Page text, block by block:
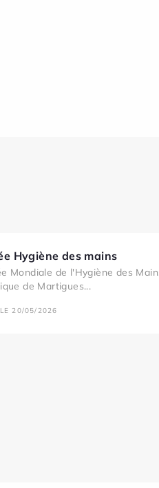
Hygiène des mains
Mondiale de l'Hygiène des
de Martigues...
20/05/2026